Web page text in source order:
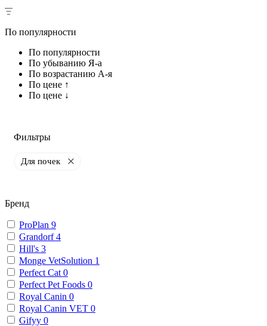
По популярности
По популярности
По убыванию Я-а
По возрастанию А-я
По цене ↑
По цене ↓
Фильтры
Для почек
Бренд
ProPlan 9
Grandorf4
Hill's 3
Monge VetSolution 1
Perfect Cat 0
Perfect Pet Foods 0
Royal Canin 0
Royal Canin VET 0
Gifyy 0